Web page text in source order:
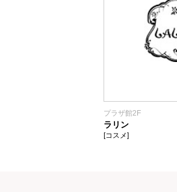
プラザ館2F
ラリン
[コスメ]